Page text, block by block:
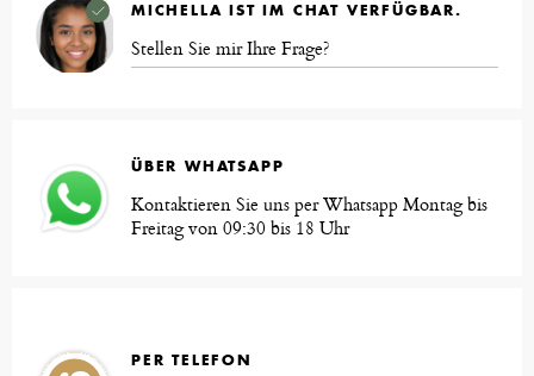
MICHELLA IST IM CHAT VERFÜGBAR.
Stellen Sie mir Ihre Frage?
ÜBER WHATSAPP
Kontaktieren Sie uns per Whatsapp Montag bis
Freitag von 09:30 bis 18 Uhr
PER TELEFON